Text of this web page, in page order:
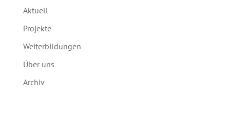
Aktuell
Projekte
Weiterbildungen
Über uns
Archiv